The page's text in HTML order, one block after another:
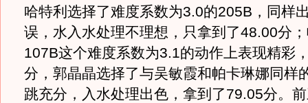
哈特利选择了难度系数为3.0的205B，同样
误，水入水处理不理想，只拿到了48.00分
107B这个难度系数为3.1的动作上表现精彩
分，郭晶晶选择了与吴敏霞和帕卡琳娜同样
跳充分，入水处理出色，拿到了79.05分。